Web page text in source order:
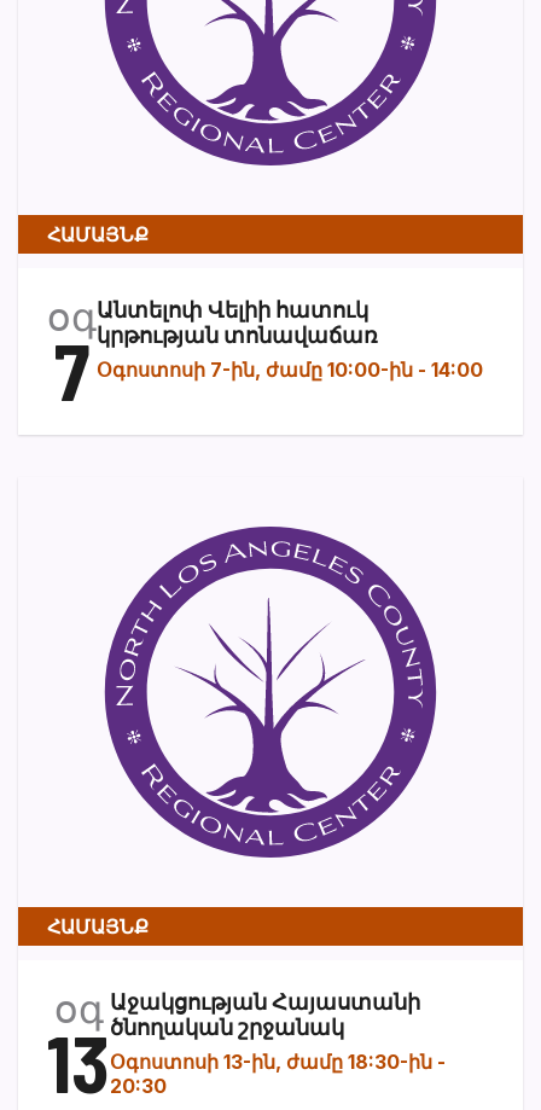
ՀԱՄԱՅՆՔ
օգ
7
Անտելոփ Վելիի հատուկ
կրթության տոնավաճառ
Օգոստոսի 7-ին, ժամը 10:00-ին - 14:00
ՀԱՄԱՅՆՔ
օգ
13
Աջակցության Հայաստանի
ծնողական շրջանակ
Օգոստոսի 13-ին, ժամը 18:30-ին -
20:30